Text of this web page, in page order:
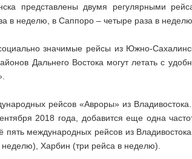
представлены двумя регулярными
в неделю, в Саппоро – четыре раза в
значимые рейсы из Южно-
Дальнего Востока могут летать с
рейсов «Авроры» из
2018 года, добавится еще одна
международных рейсов из
Харбин (три рейса в неделю).